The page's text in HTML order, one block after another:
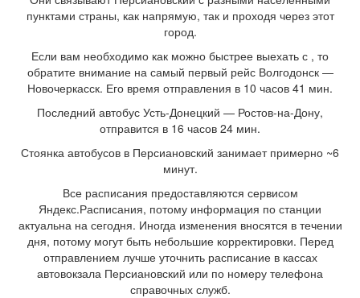
пунктами страны, как напрямую, так и проходя через этот
город.
Если вам необходимо как можно быстрее выехать с , то
обратите внимание на самый первый рейс Волгодонск —
Новочеркасск. Его время отправления в 10 часов 41 мин.
Последний автобус Усть-Донецкий — Ростов-на-Дону,
отправится в 16 часов 24 мин.
Стоянка автобусов в Персиановский занимает примерно ~6
минут.
Все расписания предоставляются сервисом
Яндекс.Расписания, потому информация по станции
актуальна на сегодня. Иногда изменения вносятся в течении
дня, потому могут быть небольшие корректировки. Перед
отправлением лучше уточнить расписание в кассах
автовокзала Персиановский или по номеру телефона
справочных служб.